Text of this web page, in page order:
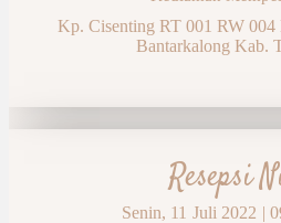
Kp. Cisenting RT 001 RW 004
Bantarkalong Kab.
Resepsi
Senin, 11 Juli 2022 |